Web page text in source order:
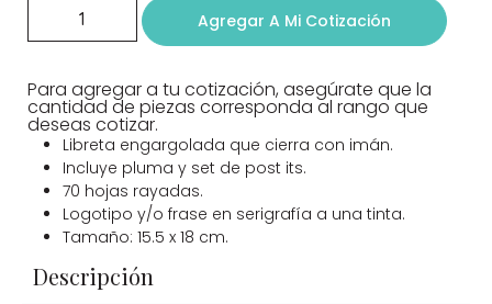
Agregar A Mi Cotización
Para agregar a tu cotización, asegúrate que la
cantidad de piezas corresponda al rango que
deseas cotizar.
Libreta engargolada que cierra con imán.
Incluye pluma y set de post its.
70 hojas rayadas.
Logotipo y/o frase en serigrafía a una tinta.
Tamaño: 15.5 x 18 cm.
Descripción